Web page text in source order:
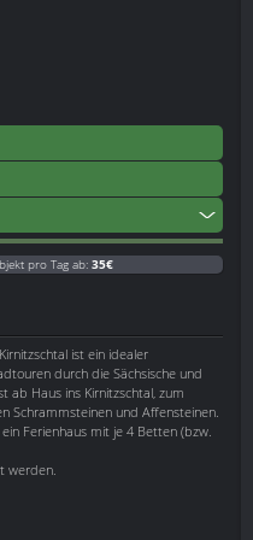
pro Tag ab: 35€
ist ein idealer
durch die Sächsische und
ab Haus ins Kirnitzschtal, zum
Schrammsteinen und Affensteinen.
Ferienhaus mit je 4 Betten (bzw.
werden.